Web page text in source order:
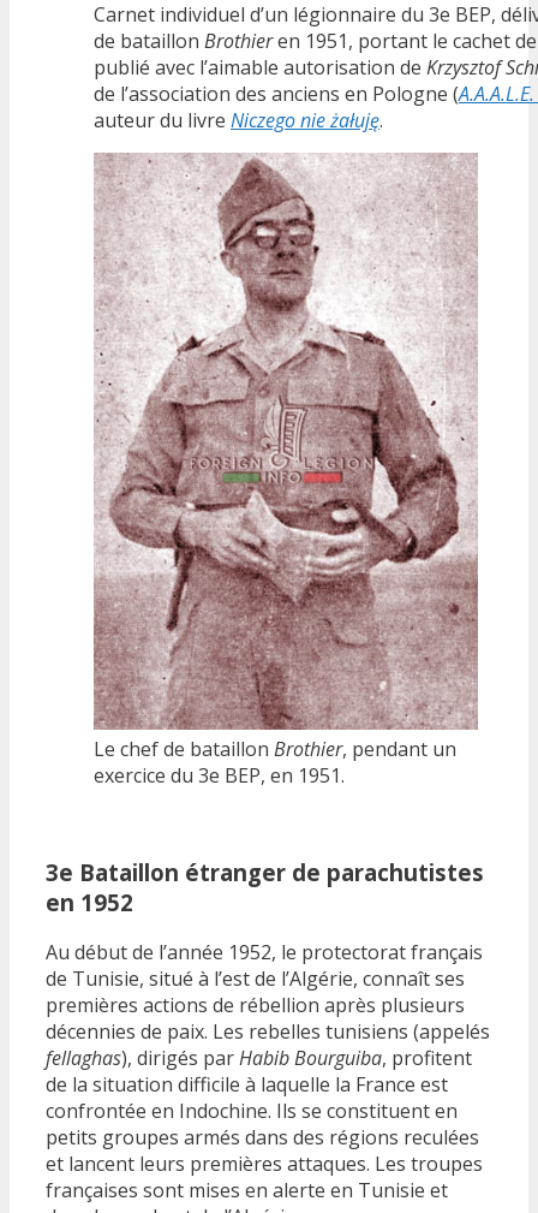
Carnet individuel d’un légionnaire du 3e BEP,
de bataillon Brothieren 1951, portant le cachet de
publié avec l’aimable autorisation de Krzysztof
de l’association des anciens en Pologne (
auteur du livre Niczego nie żałuję.
Le chef de bataillon Brothier, pendant un
exercice du 3e BEP, en 1951.
3e Bataillon étranger de parachutistes
en 1952
Au début de l’année 1952, le protectorat français
de Tunisie, situé à l’est de l’Algérie, connaît ses
premières actions de rébellion après plusieurs
décennies de paix. Les rebelles tunisiens (appelés
fellaghas), dirigés parHabib Bourguiba, profitent
de la situation difficile à laquelle la France est
confrontée en Indochine. Ils se constituent en
petits groupes armés dans des régions reculées
et lancent leurs premières attaques. Les troupes
françaises sont mises en alerte en Tunisie et